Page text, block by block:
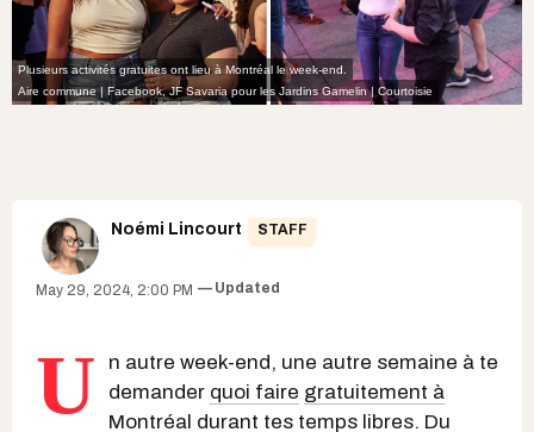
Plusieurs activités gratuites ont lieu à Montréal le week-end.
Aire commune | Facebook,JF Savaria pour les Jardins Gamelin | Courtoisie
Noémi Lincourt STAFF
May 29, 2024, 2:00 PM Updated
U
n autre week-end, une autre semaine à te
demander quoi faire gratuitement à
Montréal durant tes temps libres. Du